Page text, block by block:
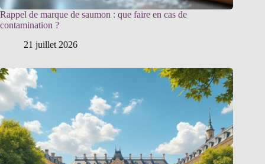
Rappel de marque de saumon : que faire en cas de
contamination ?
21 juillet 2026